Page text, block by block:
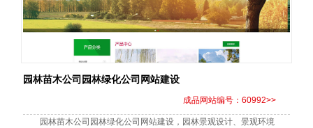
园林苗木公司园林绿化公司网站建设
成品网站编号：60992>>
园林苗木公司园林绿化公司网站建设，园林景观设计、景观环境